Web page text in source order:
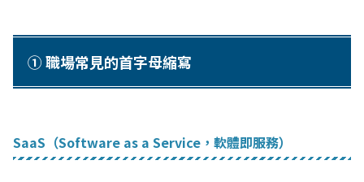
① 職場常見的首字母縮寫
SaaS（Software as a Service，軟體即服務）